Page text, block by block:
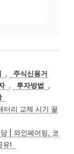
,
주식신용거
, 투자방법
,
터리 교체 시기 꿀
| 와인페어링, 코
유!